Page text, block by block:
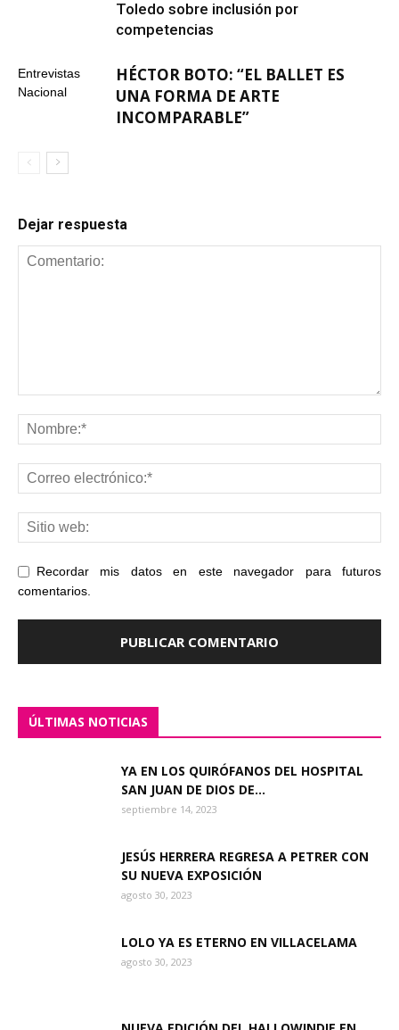
Toledo sobre inclusión por
competencias
Entrevistas
Nacional
HÉCTOR BOTO: “EL BALLET ES
UNA FORMA DE ARTE
INCOMPARABLE”
Dejar respuesta
Recordar mis datos en este navegador para futuros
comentarios.
ÚLTIMAS NOTICIAS
YA EN LOS QUIRÓFANOS DEL HOSPITAL
SAN JUAN DE DIOS DE...
septiembre 14, 2023
JESÚS HERRERA REGRESA A PETRER CON
SU NUEVA EXPOSICIÓN
agosto 30, 2023
LOLO YA ES ETERNO EN VILLACELAMA
agosto 30, 2023